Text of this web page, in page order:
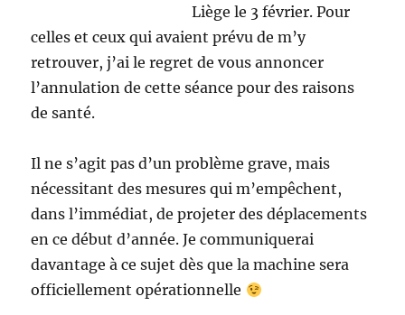
Liège le 3 février. Pour
celles et ceux qui avaient prévu de m’y
retrouver, j’ai le regret de vous annoncer
l’annulation de cette séance pour des raisons
de santé.
Il ne s’agit pas d’un problème grave, mais
nécessitant des mesures qui m’empêchent,
dans l’immédiat, de projeter des déplacements
en ce début d’année. Je communiquerai
davantage à ce sujet dès que la machine sera
officiellement opérationnelle